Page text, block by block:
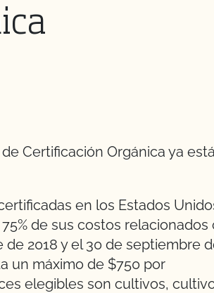
Certificación Orgánica ya está
en los Estados
de sus costos relacionados
2018 y el 30 de septiembre
un máximo de $750 por
elegibles son cultivos,